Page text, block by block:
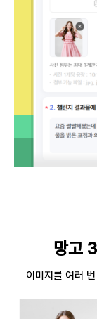
망고
이미지를 여러